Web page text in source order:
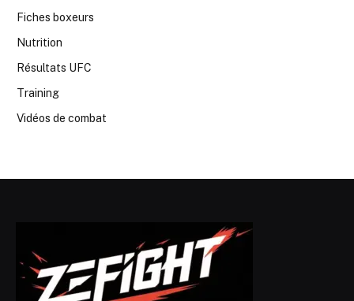
Fiches boxeurs
Nutrition
Résultats UFC
Training
Vidéos de combat